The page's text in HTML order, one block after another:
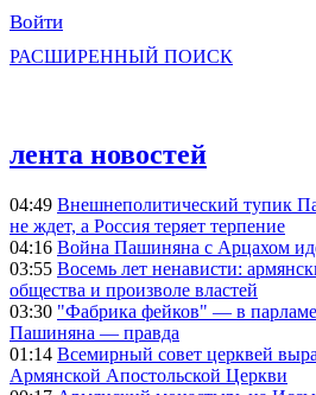
Войти
РАСШИРЕННЫЙ ПОИСК
лента новостей
04:49 Внешнеполитический тупик
не ждет, а Россия теряет терпение
04:16 Война Пашиняна с Арцахом
03:55 Восемь лет ненависти:
общества и произволе властей
03:30 "Фабрика фейков" — в
Пашиняна — правда
01:14 Всемирный совет церквей
Армянской Апостольской Церкви